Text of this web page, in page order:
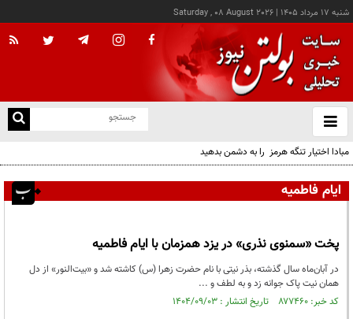
شنبه ۱۷ مرداد ۱۴۰۵ |
Saturday , 08 August 2026
باز
و
مبادا اختیار تنگه هرمز را به دشمن بدهید
ایام فاطمیه
پخت «سمنوی نذری» در یزد همزمان با ایام فاطمیه
در آبان‌ماه سال گذشته، بذر نیتی با نام حضرت زهرا (س) کاشته شد و «بیت‌النور» از دل
همان نیت پاک جوانه زد و به لطف و ...
کد خبر: ۸۷۷۴۶۰ تاریخ انتشار : ۱۴۰۴/۰۹/۰۳